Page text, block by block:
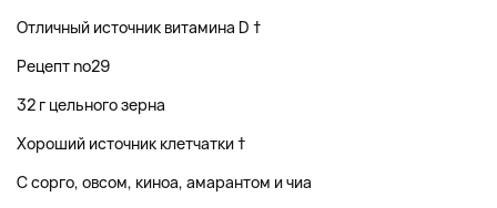
Отличный источник витамина D †
Рецепт no29
32 г цельного зерна
Хороший источник клетчатки †
С сорго, овсом, киноа, амарантом и чиа